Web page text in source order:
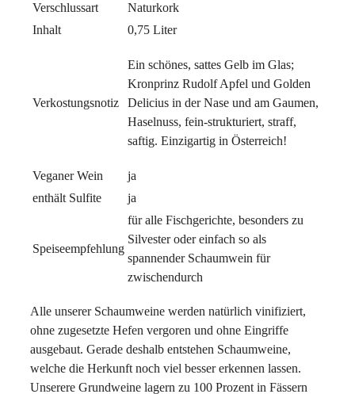
Verschlussart
Naturkork
Inhalt
0,75 Liter
Verkostungsnotiz
Ein schönes, sattes Gelb im Glas;
Kronprinz Rudolf Apfel und Golden
Delicius in der Nase und am Gaumen,
Haselnuss, fein-strukturiert, straff,
saftig. Einzigartig in Österreich!
Veganer Wein
ja
enthält Sulfite
ja
Speiseempfehlung
für alle Fischgerichte, besonders zu
Silvester oder einfach so als
spannender Schaumwein für
zwischendurch
Alle unserer Schaumweine werden natürlich vinifiziert,
ohne zugesetzte Hefen vergoren und ohne Eingriffe
ausgebaut. Gerade deshalb entstehen Schaumweine,
welche die Herkunft noch viel besser erkennen lassen.
Unserere Grundweine lagern zu 100 Prozent in Fässern